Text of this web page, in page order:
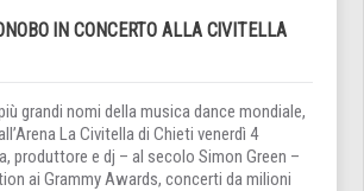
IN CONCERTO ALLA CIVITELLA
grandi nomi della musica dance mondiale,
La Civitella di Chieti venerdì 4
produttore e dj – al secolo Simon Green –
ai Grammy Awards, concerti da milioni